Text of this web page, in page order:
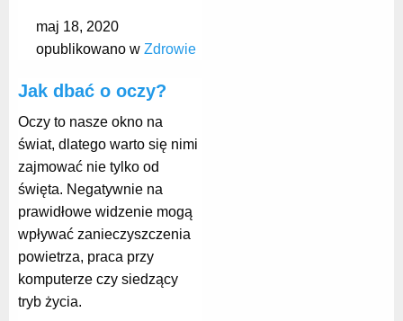
maj 18, 2020
opublikowano w Zdrowie
Jak dbać o oczy?
Oczy to nasze okno na
świat, dlatego warto się nimi
zajmować nie tylko od
święta. Negatywnie na
prawidłowe widzenie mogą
wpływać zanieczyszczenia
powietrza, praca przy
komputerze czy siedzący
tryb życia.